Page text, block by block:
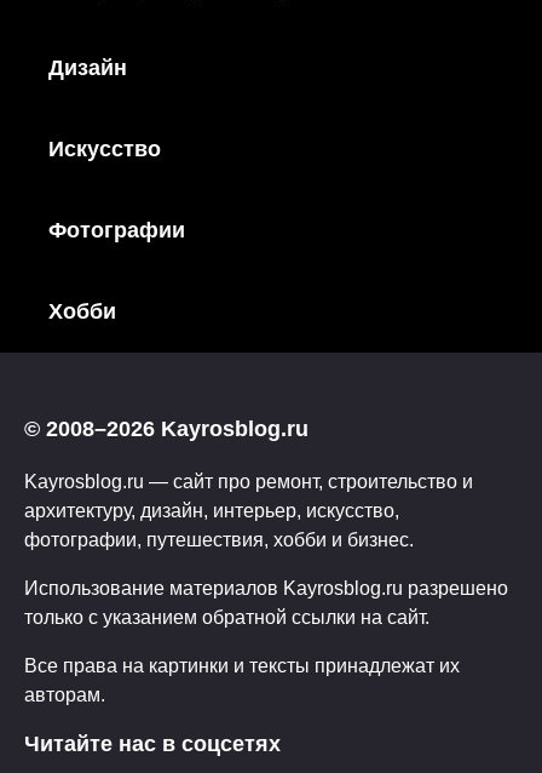
Дизайн
Искусство
Фотографии
Хобби
© 2008–2026 Kayrosblog.ru
Kayrosblog.ru — сайт про ремонт, строительство и
архитектуру, дизайн, интерьер, искусство,
фотографии, путешествия, хобби и бизнес.
Использование материалов Kayrosblog.ru разрешено
только с указанием обратной ссылки на сайт.
Все права на картинки и тексты принадлежат их
авторам.
Читайте нас в соцсетях